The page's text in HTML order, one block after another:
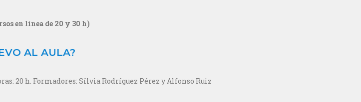
en línea de 20 y 30 h)
AL AULA?
20 h. Formadores: Sílvia Rodríguez Pérez y Alfonso Ruiz